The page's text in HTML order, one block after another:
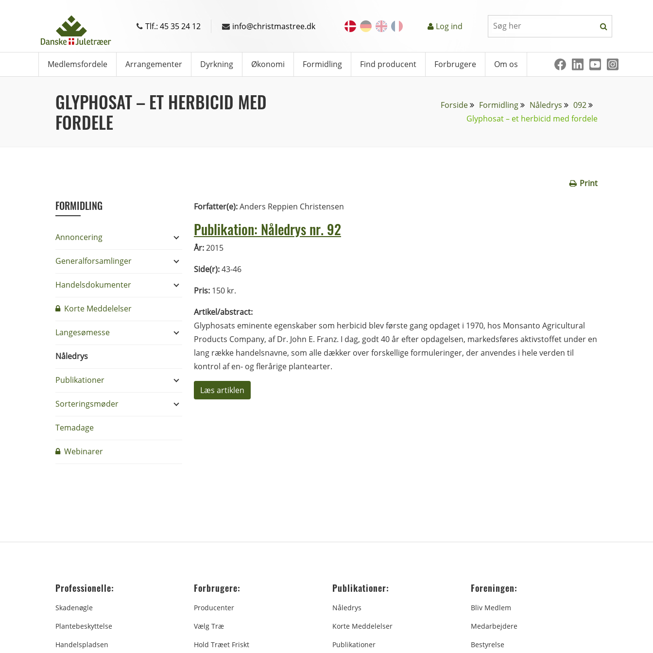
Tlf.: 45 35 24 12 info@christmastree.dk Log ind
Medlemsfordele Arrangementer Dyrkning Økonomi Formidling Find producent Forbrugere Om os
GLYPHOSAT – ET HERBICID MED
FORDELE
Forside Formidling Nåledrys
092
Glyphosat – et herbicid med fordele
Print
FORMIDLING
Annoncering
Generalforsamlinger
Handelsdokumenter
Korte Meddelelser
Langesømesse
Nåledrys
Publikationer
Sorteringsmøder
Temadage
Webinarer
Forfatter(e):Anders Reppien Christensen
Publikation: Nåledrys nr. 92
År:2015
Side(r):43-46
Pris: 150 kr.
Artikel/abstract:
Glyphosats eminente egenskaber som herbicid blev første gang opdaget i 1970, hos Monsanto Agricultural
Products Company, af Dr. John E. Franz. I dag, godt 40 år efter opdagelsen, markedsfø­res aktivstoffet under en
lang række handelsnavne, som alle dækker over forskellige formu­leringer, der anvendes i hele verden til
kontrol af en- og flerårige plantearter.
Læs artiklen
Professionelle:
Skadenøgle
Plantebeskyttelse
Handelspladsen
Forbrugere:
Producenter
Vælg Træ
Hold Træet Friskt
Publikationer:
Nåledrys
Korte Meddelelser
Publikationer
Foreningen:
Bliv Medlem
Medarbejdere
Bestyrelse